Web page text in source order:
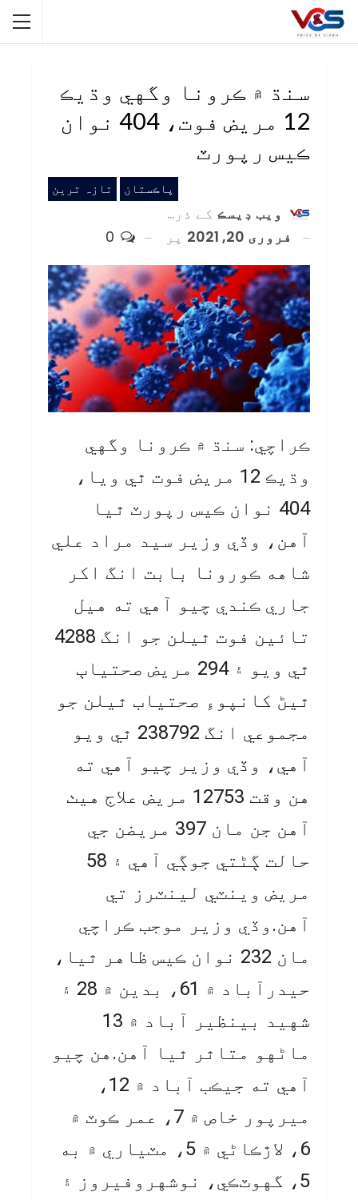
سنڌ ۾ ڪرونا وگهي وڌيڪ
12 مريض فوت، 404 نوان
ڪيس رپورٽ
پاڪستان تازہ ترین
ويب ڊيسڪ کے ذریعہ
فروری 20, 2021
پر
ڪراچي: سنڌ ۾ ڪرونا وگهي
وڌيڪ 12 مريض فوت ٿي ويا،
404 نوان ڪيس رپورٽ ٿيا
آهن، وڏي وزير سيد مراد علي
شاهه ڪورونا بابت انگ اکر
جاري ڪندي چيو آهي ته هيل
تائين فوت ٿيلن جو انگ 4288
ٿي ويو ۽ 294 مريض صحتياٻ
ٿيڻ کانپوءِ صحتياب ٿيلن جو
مجموعي انگ 238792 ٿي ويو
آهي، وڏي وزير چيو آهي ته
هن وقت 12753 مريض علاج هيٺ
آهن جن مان 397 مريضن جي
حالت ڳڻتي جوڳي آهي ۽ 58
مريض وينٽي لينٽرز تي
آهن.وڏي وزير موجب ڪراچي
مان 232 نوان ڪيس ظاهر ٿيا،
حيدرآباد ۾ 61، بدين ۾ 28 ۽
شهيد بينظير آباد ۾ 13
ماڻهو متاٿر ٿيا آهن.هن چيو
آهي ته جيڪب آباد ۾ 12،
ميرپور خاص ۾ 7، عمر ڪوٽ ۾
6، لاڙڪاڻي ۾ 5، مٽياري ۾ به
5، گهوٽڪي، نوشهروفيروز ۽